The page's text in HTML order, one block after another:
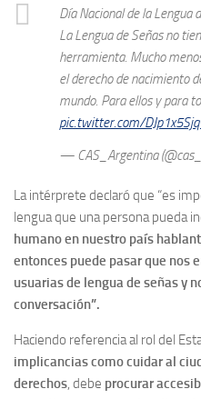
Día Nacional de la Lengua
La Lengua de Señas no
herramienta. Mucho
el derecho de nacimiento
mundo. Para ellos y para
pic.twitter.com/
— CAS_Argentina
La intérprete declaró que “es
lengua que una persona pueda
humano en nuestro país
entonces puede pasar que nos
usuarias de lengua de señas y
conversación”.
Haciendo referencia al rol del
implicancias como cuidar al
derechos, debe procurar